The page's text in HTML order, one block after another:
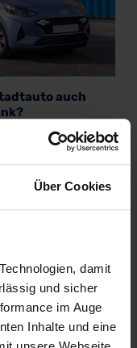
Über Cookies
damit
und sicher
im Auge
Inhalte und eine
auch
KI-generiert
2023): Wilder